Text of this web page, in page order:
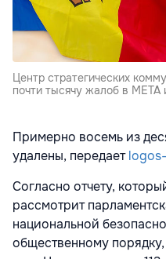
Центр стратегических
почти тысячу жалоб в META
Примерно восемь из
удалены, передает
Согласно отчету,
рассмотрит
национальной
общественному